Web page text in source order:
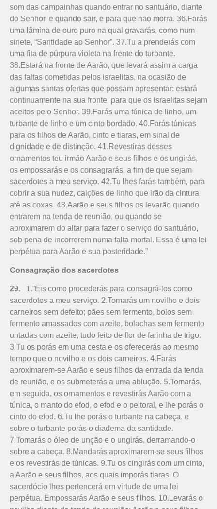
som das campainhas quando entrar no santuário, diante
do Senhor, e quando sair, e para que não morra. 36.Farás
uma lâmina de ouro puro na qual gravarás, como num
sinete, “Santidade ao Senhor”. 37.Tu a prenderás com
uma fita de púrpura violeta na frente do turbante.
38.Estará na fronte de Aarão, que levará assim a carga
das faltas cometidas pelos israelitas, na ocasião de
algumas santas ofertas que possam apresentar: estará
continuamente na sua fronte, para que os israelitas sejam
aceitos pelo Senhor. 39.Farás uma túnica de linho, um
turbante de linho e um cinto bordado. 40.Farás túnicas
para os filhos de Aarão, cinto e tiaras, em sinal de
dignidade e de distinção. 41.Reves­tirás desses
ornamentos teu irmão Aarão e seus filhos e os ungirás,
os empossarás e os consagrarás, a fim de que sejam
sacerdotes a meu serviço. 42.Tu lhes farás também, para
cobrir a sua nudez, calções de linho que irão da cintura
até as coxas. 43.Aarão e seus filhos os levarão quando
entrarem na tenda de reunião, ou quando se
aproximarem do altar para fazer o serviço do santuário,
sob pena de incorrerem numa falta mortal. Essa é uma lei
perpétua para Aarão e sua posteridade.”
Consagração dos sacerdotes
29. 1.“Eis como procederás pa­ra consagrá-los como
sacer­dotes a meu serviço. 2.Tomarás um novilho e dois
carneiros sem defeito; pães sem fermento, bolos sem
fermento amassados com azeite, bolachas sem fermento
untadas com azeite, tudo feito de flor de farinha de trigo.
3.Tu os porás em uma cesta e os oferecerás ao mesmo
tempo que o novilho e os dois carneiros. 4.Farás
aproximarem-se Aarão e seus filhos da entrada da tenda
de reunião, e os submeterás a uma ablução. 5.Tomarás,
em seguida, os ornamentos e revestirás Aarão com a
túnica, o manto do efod, o efod e o peitoral, e lhe porás o
cinto do efod. 6.Tu lhe porás o turbante na cabeça, e
sobre o turbante porás o diadema da santidade.
7.Tomarás o óleo de unção e o ungirás, derramando-o
sobre a cabeça. 8.Mandarás aproximarem-se seus fi­lhos
e os revestirás de túnicas. 9.Tu os cingirás com um cinto,
a Aarão e seus filhos, aos quais imporás tiaras. O
sacerdócio lhes pertencerá em virtude de uma lei
perpétua. Empossarás Aarão e seus filhos. 10.Levarás o